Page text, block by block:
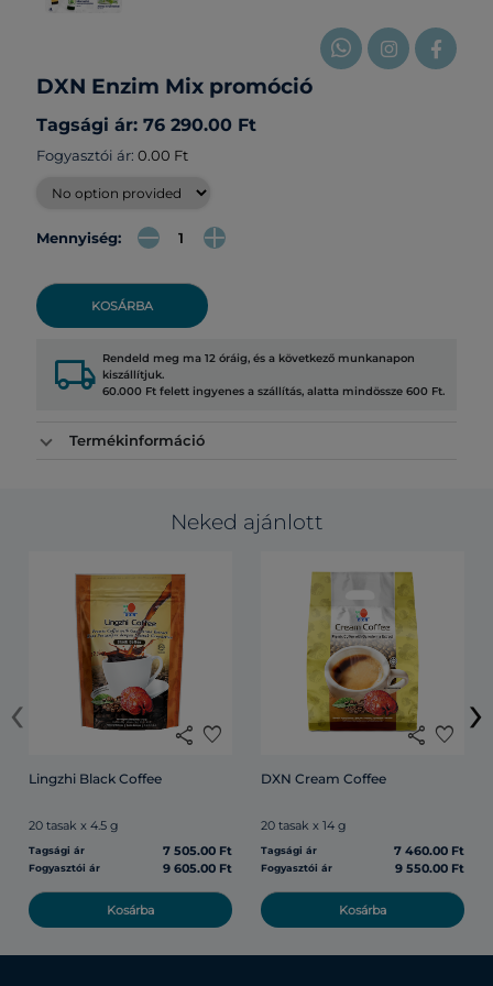
DXN Enzim Mix promóció
Tagsági ár: 76 290.00 Ft
Fogyasztói ár: 0.00 Ft
Mennyiség:
KOSÁRBA
local_shipping Rendeld meg ma 12 óráig, és a következő munkanapon
kiszállítjuk.
60.000 Ft felett ingyenes a szállítás, alatta mindössze 600 Ft.
Termékinformáció
Neked ajánlott
share favorite
Lingzhi Black Coffee
20 tasak x 4.5 g
Tagsági ár 7 505.00 Ft
Fogyasztói ár 9 605.00 Ft
Kosárba
share favorite
DXN Cream Coffee
20 tasak x 14 g
Tagsági ár 7 460.00 Ft
Fogyasztói ár 9 550.00 Ft
Kosárba
‹ ›